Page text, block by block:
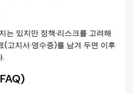
는 있지만 정책·리스크를 고려해
(고지서·영수증)를 남겨 두면 이후
.